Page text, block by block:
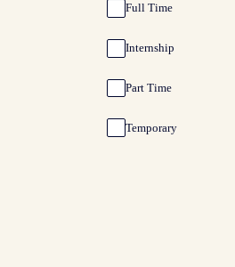
Full Time
Internship
Part Time
Temporary